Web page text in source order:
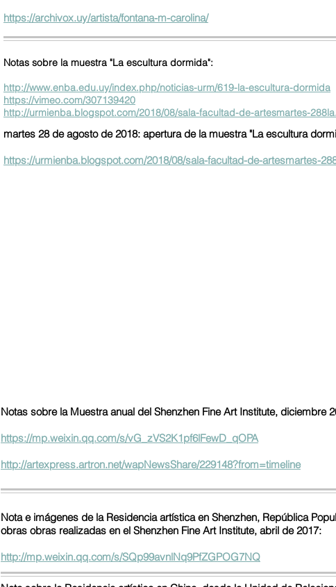
https://archivox.uy/artista/fontana-m-carolina/
Notas sobre la muestra "La escultura dormida":
http://www.enba.edu.uy/index.php/noticias-urm/619-la-escultura-dormida
https://vimeo.com/307139420
http://urmienba.blogspot.com/2018/08/sala-facultad-de-artesmartes-
martes 28 de agosto de 2018: apertura de la muestra "La escultura
https://urmienba.blogspot.com/2018/08/sala-facultad-de-artesmartes-
Notas sobre la Muestra anual del Shenzhen Fine Art Institute, diciembre
https://mp.weixin.qq.com/s/vG_zVS2K1pf6lFewD_qOPA
http://artexpress.artron.net/wapNewsShare/229148?from=timeline
Nota e imágenes de la Residencia artística en Shenzhen, República
obras obras realizadas en el Shenzhen Fine Art Institute, abril de 2017:
http://mp.weixin.qq.com/s/SQp99avnlNq9PfZGPOG7NQ